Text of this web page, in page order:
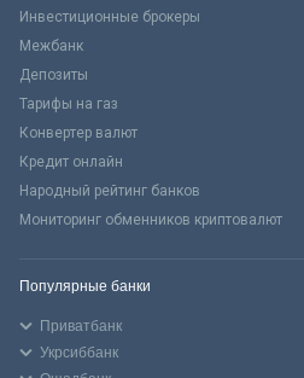
Инвестиционные брокеры
Межбанк
Депозиты
Тарифы на газ
Конвертер валют
Кредит онлайн
Народный рейтинг банков
Мониторинг обменников криптовалют
Популярные банки
Приватбанк
Укрсиббанк